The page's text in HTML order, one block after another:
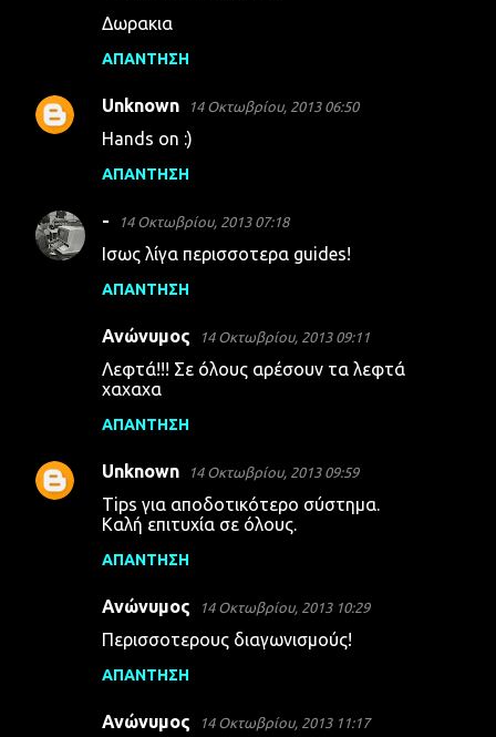
Δωρακια
ΑΠΆΝΤΗΣΗ
Unknown 14 Οκτωβρίου, 2013 06:50
Hands on :)
ΑΠΆΝΤΗΣΗ
- 14 Οκτωβρίου, 2013 07:18
Ισως λίγα περισσοτερα guides!
ΑΠΆΝΤΗΣΗ
Ανώνυμος 14 Οκτωβρίου, 2013 09:11
Λεφτά!!! Σε όλους αρέσουν τα λεφτά
χαχαχα
ΑΠΆΝΤΗΣΗ
Unknown 14 Οκτωβρίου, 2013 09:59
Tips για αποδοτικότερο σύστημα.
Καλή επιτυχία σε όλους.
ΑΠΆΝΤΗΣΗ
Ανώνυμος 14 Οκτωβρίου, 2013 10:29
Περισσοτερους διαγωνισμούς!
ΑΠΆΝΤΗΣΗ
Ανώνυμος 14 Οκτωβρίου, 2013 11:17